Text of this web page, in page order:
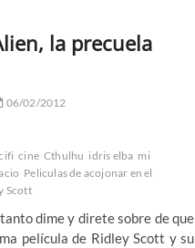
la precuela
06/02/2012
cine Cthulhu idris elba mi
Peliculas de acojonar en el
Scott
dime y direte sobre de que
película de Ridley Scott y su